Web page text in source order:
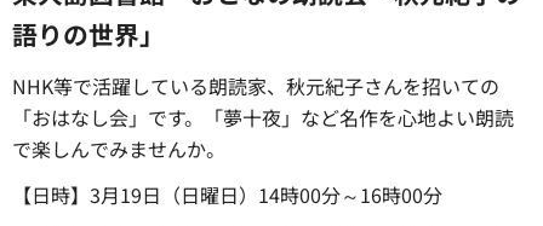
語りの世界」
NHK等で活躍している朗読家、秋元紀子さんを招いての
「おはなし会」です。「夢十夜」など名作を心地よい朗読
で楽しんでみませんか。
【日時】3月19日（日曜日）14時00分～16時00分